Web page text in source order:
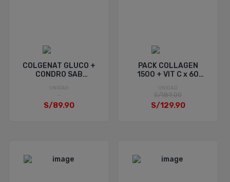
COLGENAT GLUCO +
CONDRO SAB
UNIDAD
S/89.90
PACK COLLAGEN
1500 + VIT C x 60
UNIDADES - Mason
Natural
UNIDAD
S/189.00
S/129.90